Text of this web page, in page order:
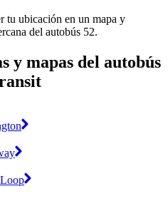
tu ubicación en un mapa y
del autobús 52.
y mapas del autobús